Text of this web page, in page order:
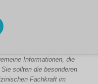
Informationen, die
sollten die besonderen
Fachkraft im